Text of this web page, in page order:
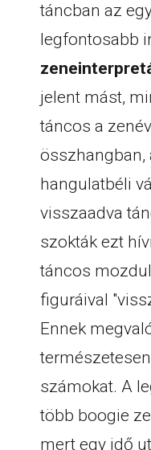
táncban az
legfontosabb
jelent mást,
táncos a
összhangban,
hangulatbéli
visszaadva
szokták ezt
táncos
figuráival
Ennek
számokat. A
több boogie
mert egy idő